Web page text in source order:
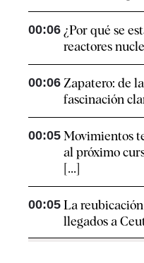
00:06 ¿Por qué se
reactores
00:06 Zapatero: de
fascinación
00:05 Movimientos
al próximo
[...]
00:05 La
llegados a